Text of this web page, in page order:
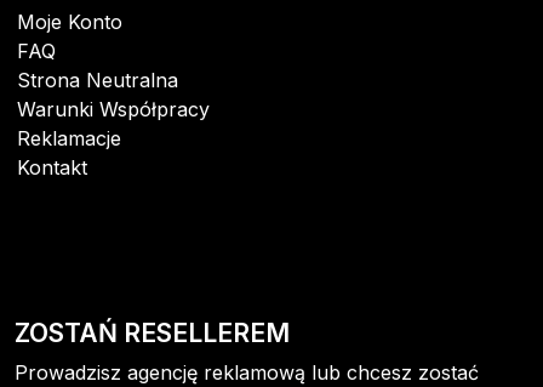
Moje Konto
FAQ
Strona Neutralna
Warunki Współpracy
Reklamacje
Kontakt
ZOSTAŃ RESELLEREM
Prowadzisz agencję reklamową lub chcesz zostać